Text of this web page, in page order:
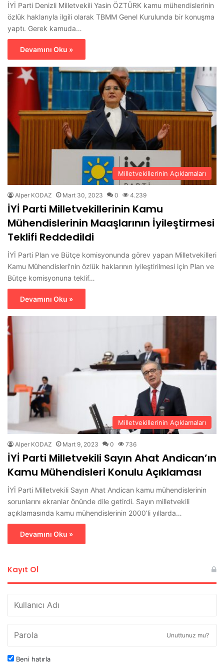
İYİ Parti Denizli Milletvekili Yasin ÖZTÜRK kamu mühendislerinin
özlük haklarıyla ilgili olarak TBMM Genel Kurulunda bir konuşma
yaptı. Gerek kamuda…
Devamını Oku »
Milletvekillerinin Açıklamaları
Alper KODAZ Mart 30, 2023 0 4.239
İYİ Parti Milletvekillerinin Kamu
Mühendislerinin Maaşlarının İyileştirmesi
Teklifi Reddedildi
İYİ Parti Plan ve Bütçe komisyonunda görev yapan Milletvekilleri
Kamu Mühendisleri’nin özlük haklarının iyileştirilmesi için Plan ve
Bütçe komisyonuna teklif…
Devamını Oku »
Milletvekillerinin Açıklamaları
Alper KODAZ Mart 9, 2023 0 736
İYİ Parti Milletvekili Sayın Ahat Andican’ın
Kamu Mühendisleri Konulu Açıklaması
İYİ Parti Milletvekili Sayın Ahat Andican kamu mühendislerinin
sorunlarını ekranlar önünde dile getirdi. Sayın milletvekili
açıklamasında kamu mühendislerinin 2000’li yıllarda…
Devamını Oku »
Kayıt Ol
Unuttunuz mu?
Beni hatırla